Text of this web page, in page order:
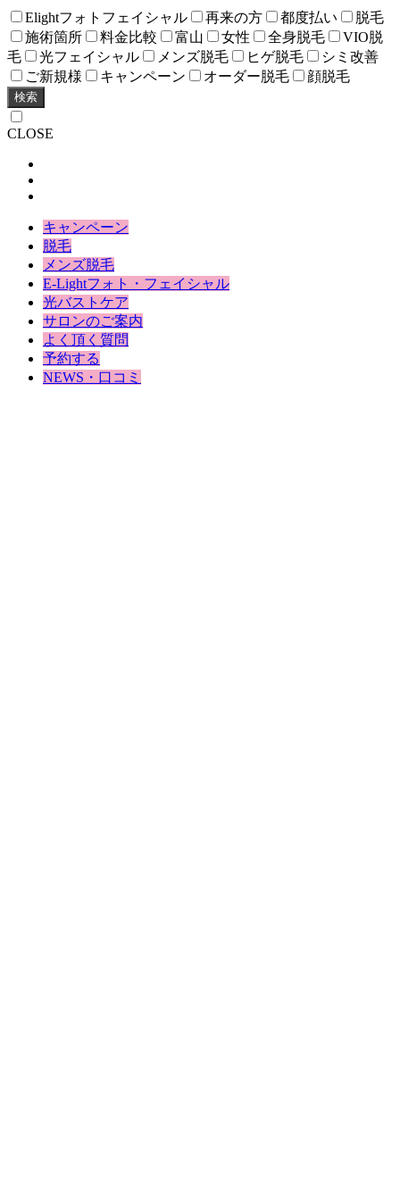
Elightフォトフェイシャル 再来の方 都度払い
脱毛
施術箇所
料金比較 富山 女性 全身脱毛
VIO脱
毛
光フェイシャル メンズ脱毛 ヒゲ脱毛
シミ改善
ご新規様
キャンペーン オーダー脱毛 顔脱毛
検索
CLOSE
キャンペーン
脱毛
メンズ脱毛
E-Lightフォト・フェイシャル
光バストケア
サロンのご案内
よく頂く質問
予約する
NEWS・口コミ